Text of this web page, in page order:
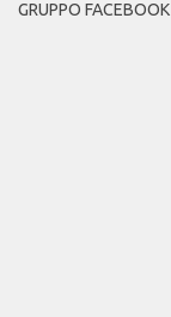
GRUPPO FACEBOOK